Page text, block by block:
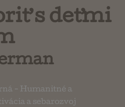
s deťmi
- Humanitné a
a sebarozvoj